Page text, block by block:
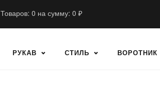
Товаров: 0 на сумму: 0 ₽
РУКАВ СТИЛЬ ВОРОТНИК